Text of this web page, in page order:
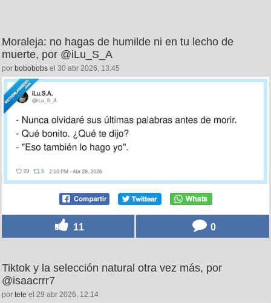
Moraleja: no hagas de humilde ni en tu lecho de
muerte, por @iLu_S_A
por bobobobs el 30 abr 2026, 13:45
11 0
Tiktok y la selección natural otra vez más, por
@isaacrrr7
por tete el 29 abr 2026, 12:14